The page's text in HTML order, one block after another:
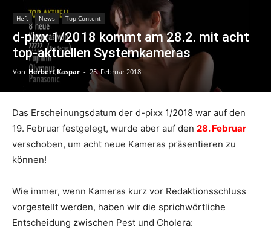
Heft News Top-Content
d-pixx 1/2018 kommt am 28.2. mit acht
top-aktuellen Systemkameras
Von Herbert Kaspar - 25. Februar 2018
Das Erscheinungsdatum der d-pixx 1/2018 war auf den
19. Februar festgelegt, wurde aber auf den 28. Februar
verschoben, um acht neue Kameras präsentieren zu
können!
Wie immer, wenn Kameras kurz vor Redaktionsschluss
vorgestellt werden, haben wir die sprichwörtliche
Entscheidung zwischen Pest und Cholera: